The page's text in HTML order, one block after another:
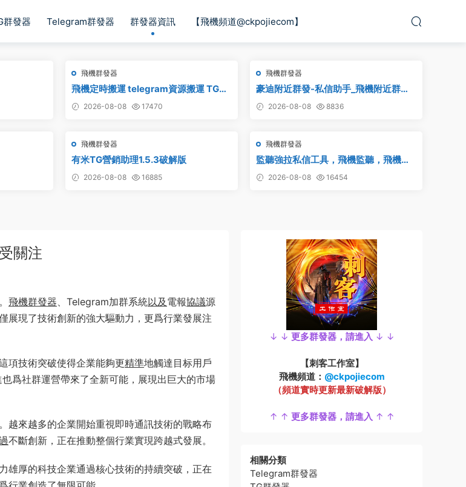
群發器 Telegram群發器 群發器資訊 【飛機頻道@ckpojiecom】
飛機群發器
飛機定時搬運 telegram資源搬運 TG頻
道搬運 電報頻道克隆
2026-08-08 17470
飛機群發器
豪迪附近群發-私信助手_飛機附近群
發,TG電報附近私信,telegram附近群發
2026-08-08 8836
飛機群發器
有米TG營銷助理1.5.3破解版
2026-08-08 16885
飛機群發器
監聽強拉私信工具，飛機監聽，飛機監
聽強拉，飛機監聽自動拉人，破解版
2026-08-08 16454
關注
飛機群發器、Telegram加群系統以及 電報協議源
展現了技術創新的強大驅動力，更爲行業發展注
項技術突破使得企業能夠更精準地觸達目标用戶
爲社群運營帶來了全新可能，展現出巨大的市場
越來越多的企業開始重視即時通訊技術的戰略布
不斷創新，正在推動整個行業實現跨越式發展。
雄厚的科技企業通過核心技術的持續突破，正在
↓ ↓ 更多群發器，請進入 ↓ ↓
【刺客工作室】
飛機頻道： @ckpojiecom
（頻道實時更新最新破解版）
↑ ↑ 更多群發器，請進入 ↑ ↑
相關分類
Telegram群發器